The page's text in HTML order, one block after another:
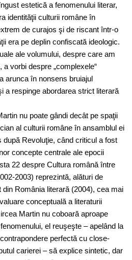
estetică a fenomenului literar,
identităţii culturii române în
de curajos şi de riscant într-o
era pe deplin confiscată ideologic.
ale volumului, despre care am
vorbi despre „complexele“
arunca în nonsens bruiajul
a respinge abordarea strict literară
nu poate gândi decât pe spaţii
al culturii române în ansamblul ei
după Revoluţie, când criticul a fost
concepte centrale ale epocii
22 despre Cultura română între
2003) reprezintă, alături de
România literară (2004), cea mai
conceptuală a literaturii
Martin nu coboară aproape
el reuşeşte – apelând la
perfectă cu close-
carierei – să explice sintetic, dar